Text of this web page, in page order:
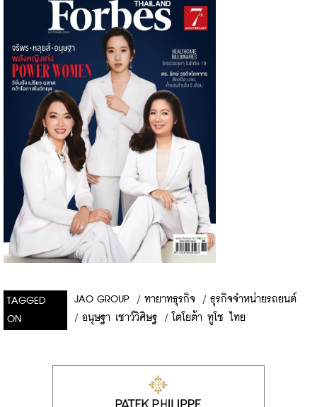
TAGGED
ON
JAO GROUP / ทายาทธุรกิจ / ธุรกิจจำหน่ายรถยนต์
/ อนุษฐา เชาว์วิศิษฐ / โตโยต้า ทูโช ไทย